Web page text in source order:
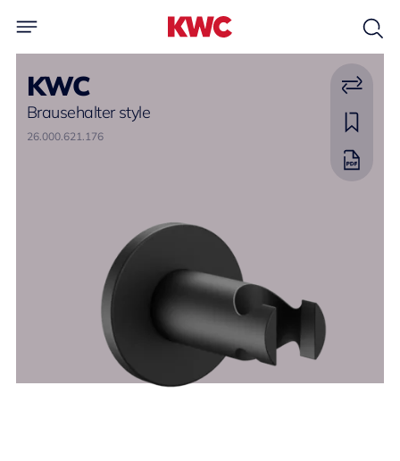
KWC
Brausehalter style
26.000.621.176